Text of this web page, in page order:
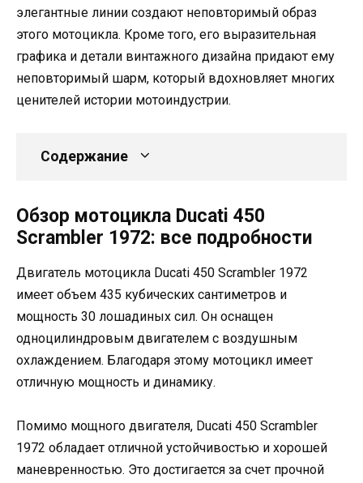
элегантные линии создают неповторимый образ
этого мотоцикла. Кроме того, его выразительная
графика и детали винтажного дизайна придают ему
неповторимый шарм, который вдохновляет многих
ценителей истории мотоиндустрии.
Содержание
Обзор мотоцикла Ducati 450
Scrambler 1972: все подробности
Двигатель мотоцикла Ducati 450 Scrambler 1972
имеет объем 435 кубических сантиметров и
мощность 30 лошадиных сил. Он оснащен
одноцилиндровым двигателем с воздушным
охлаждением. Благодаря этому мотоцикл имеет
отличную мощность и динамику.
Помимо мощного двигателя, Ducati 450 Scrambler
1972 обладает отличной устойчивостью и хорошей
маневренностью. Это достигается за счет прочной